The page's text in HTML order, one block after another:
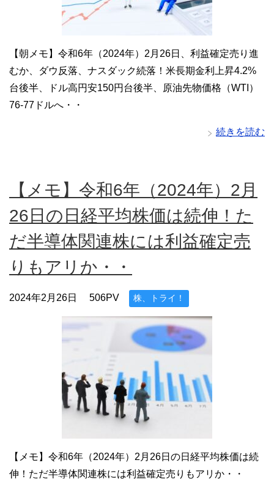
【朝メモ】令和6年（2024年）2月26日、利益確定売り進
むか、ダウ反落、ナスダック続落！米長期金利上昇4.2%
台後半、ドル高円安150円台後半、原油先物価格（WTI）
76-77ドルへ・・
続きを読む
【メモ】令和6年（2024年）2月
26日の日経平均株価は続伸！た
だ半導体関連株には利益確定売
りもアリか・・
2024年2月26日 506PV 株、トライ！
【メモ】令和6年（2024年）2月26日の日経平均株価は続
伸！ただ半導体関連株には利益確定売りもアリか・・